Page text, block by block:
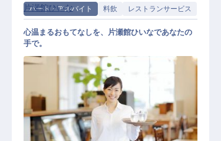
パート・アルバイト 料飲 レストランサービス
片瀬館ひいな
心温まるおもてなしを、片瀬館ひいなであなたの
手で。